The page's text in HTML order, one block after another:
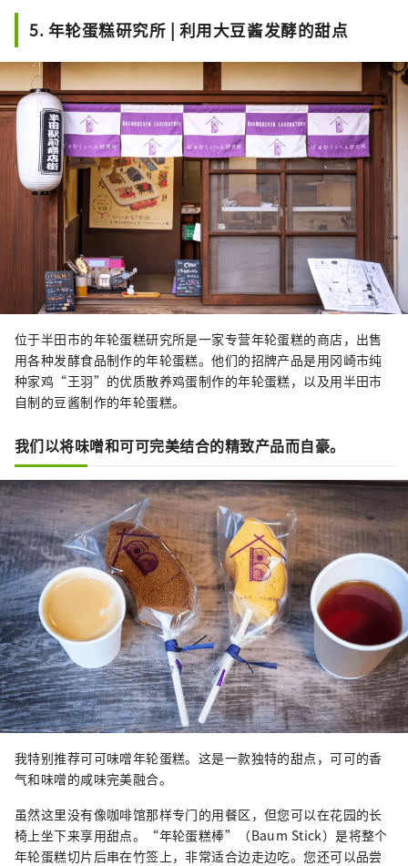
5. 年轮蛋糕研究所 | 利用大豆酱发酵的甜点
位于半田市的年轮蛋糕研究所是一家专营年轮蛋糕的商店，出售
用各种发酵食品制作的年轮蛋糕。他们的招牌产品是用冈崎市纯
种家鸡“王羽”的优质散养鸡蛋制作的年轮蛋糕，以及用半田市
自制的豆酱制作的年轮蛋糕。
我们以将味噌和可可完美结合的精致产品而自豪。
我特别推荐可可味噌年轮蛋糕。这是一款独特的甜点，可可的香
气和味噌的咸味完美融合。
虽然这里没有像咖啡馆那样专门的用餐区，但您可以在花园的长
椅上坐下来享用甜点。“年轮蛋糕棒”（Baum Stick）是将整个
年轮蛋糕切片后串在竹签上，非常适合边走边吃。您还可以品尝